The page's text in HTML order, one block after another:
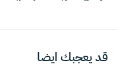
قد يعجبك ايضا